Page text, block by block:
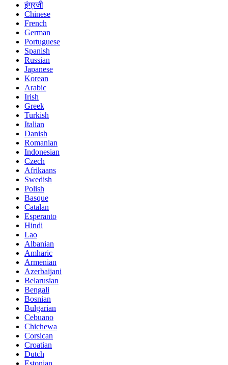
इंग्रजी
Chinese
French
German
Portuguese
Spanish
Russian
Japanese
Korean
Arabic
Irish
Greek
Turkish
Italian
Danish
Romanian
Indonesian
Czech
Afrikaans
Swedish
Polish
Basque
Catalan
Esperanto
Hindi
Lao
Albanian
Amharic
Armenian
Azerbaijani
Belarusian
Bengali
Bosnian
Bulgarian
Cebuano
Chichewa
Corsican
Croatian
Dutch